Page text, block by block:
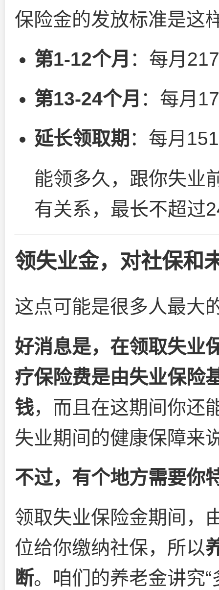
保险金的发放标准是这
第1-12个月 ：每月
第13-24个月 ：每月
延长领取期 ：每月
能领多久，跟你失业
有关系，最长不超过
领失业金，对社保和
这点可能是很多人最大
好消息是，在领取失业
疗保险费是由失业保险
钱，而且在这期间你还
失业期间的健康保障来
不过，有个地方需要你
领取失业保险金期间，
位给你缴纳社保，所以
断。咱们的养老金讲究